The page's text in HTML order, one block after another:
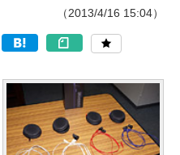
（2013/4/16 15:04）